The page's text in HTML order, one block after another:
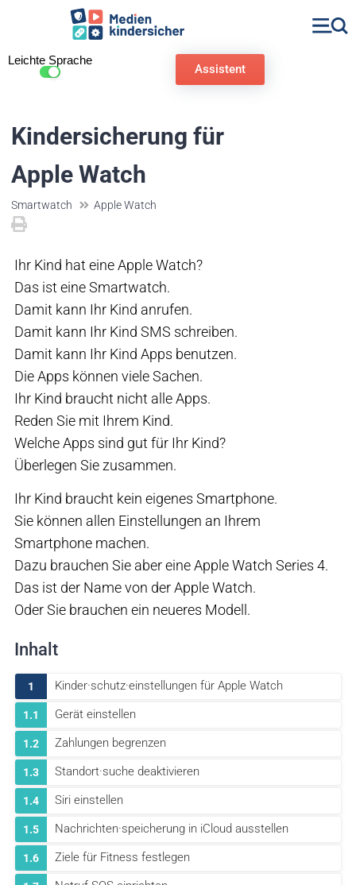
Leichte Sprache
Assistent
Kindersicherung für
Apple Watch
Smartwatch Apple Watch
Ihr Kind hat eine Apple Watch?
Das ist eine Smartwatch.
Damit kann Ihr Kind anrufen.
Damit kann Ihr Kind SMS schreiben.
Damit kann Ihr Kind Apps benutzen.
Die Apps können viele Sachen.
Ihr Kind braucht nicht alle Apps.
Reden Sie mit Ihrem Kind.
Welche Apps sind gut für Ihr Kind?
Überlegen Sie zusammen.
Ihr Kind braucht kein eigenes Smartphone.
Sie können allen Einstellungen an Ihrem
Smartphone machen.
Dazu brauchen Sie aber eine Apple Watch Series 4.
Das ist der Name von der Apple Watch.
Oder Sie brauchen ein neueres Modell.
Inhalt
1 Kinder·schutz·einstellungen für Apple Watch
1.1 Gerät einstellen
1.2 Zahlungen begrenzen
1.3 Standort·suche deaktivieren
1.4 Siri einstellen
1.5 Nachrichten·speicherung in iCloud ausstellen
1.6 Ziele für Fitness festlegen